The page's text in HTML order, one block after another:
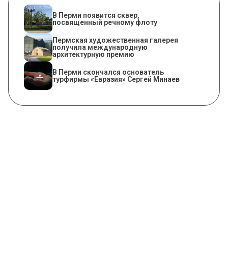
В Перми появится сквер,
посвященный речному флоту
Пермская художественная галерея
получила международную
архитектурную премию
В Перми скончался основатель
турфирмы «Евразия» Сергей Минаев